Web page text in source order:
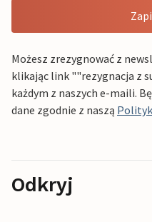
Możesz zrezygnować z
klikając link ""rezygnacja z
każdym z naszych e-maili.
dane zgodnie z naszą
Odkryj